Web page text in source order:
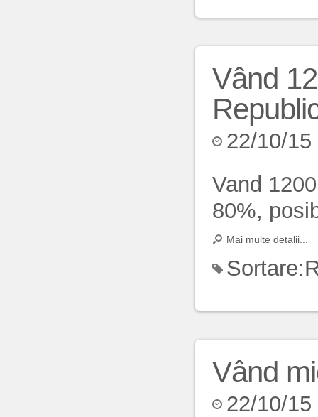
Vând
22/10/15
Vand
80%,
Mai multe detalii...
Sortare:
Vând
22/10/15